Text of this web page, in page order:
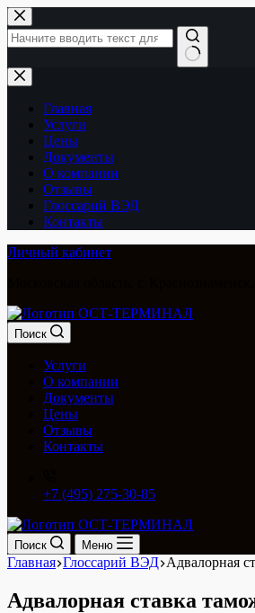
Перейти
к
сути
Ничего
не
найденоГлавная
Услуги
Цены
Документы
О компании
Отзывы
Глоссарий ВЭД
Контакты
Личный кабинет
Поиск
Услуги
О компании
Документы
Цены
Отзывы
Контакты
+7 (495) 275-30-85
Поиск Меню
Главная Глоссарий ВЭД Адвалорная
Адвалорная ставка